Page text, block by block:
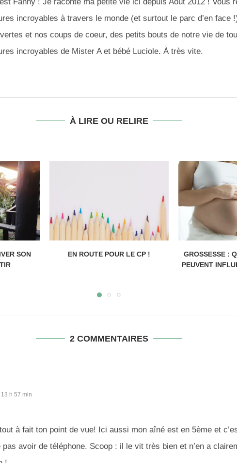
incroyables à travers le monde (et surtout le parc d’en face
et nos coups de coeur, des petits bouts de notre vie de
incroyables de Mister A et bébé Luciole. À très vite.
À LIRE OU RELIRE
SON
EN ROUTE POUR LE CP !
GROSSESSE :
PEUVENT
2 COMMENTAIRES
h 57 min
à fait ton point de vue! Ici aussi mon aîné est en 5ème et
avoir de téléphone. Scoop : il le vit très bien et n’en a